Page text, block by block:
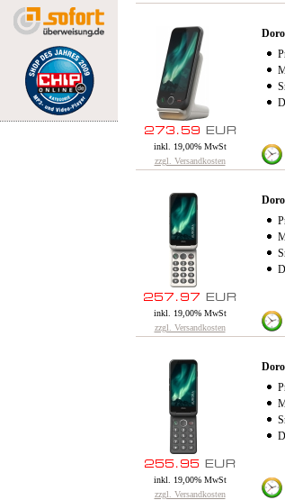
inkl. 19,00% MwSt
zzgl. Versandkosten
inkl. 19,00% MwSt
zzgl. Versandkosten
inkl. 19,00% MwSt
zzgl. Versandkosten